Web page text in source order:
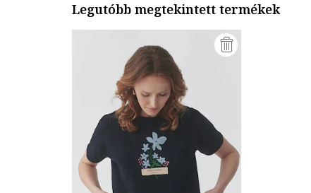
Legutóbb megtekintett termékek